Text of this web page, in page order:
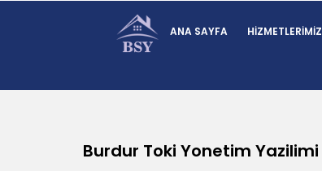
ANA SAYFA HIZMETLERIMIZ
Burdur Toki Yonetim Yazilimi